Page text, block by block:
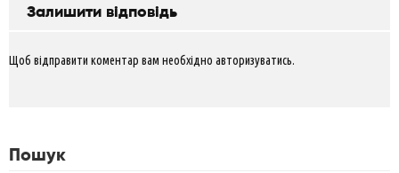
Залишити відповідь
Щоб відправити коментар вам необхідно авторизуватись.
Пошук